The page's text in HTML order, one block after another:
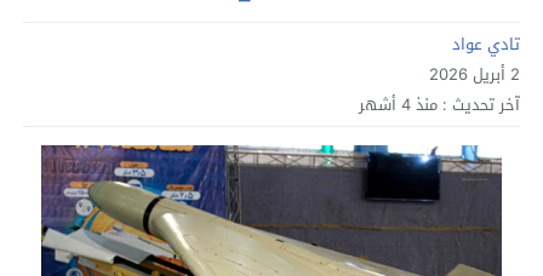
تادي عواد
2 أبريل 2026
آخر تحديث : منذ 4 أشهر